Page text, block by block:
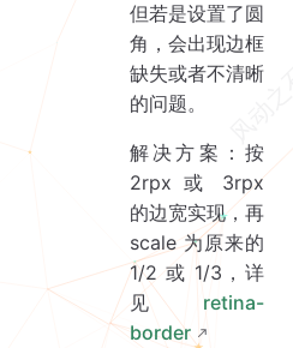
但若是设置了圆
角，会出现边框
缺失或者不清晰
的问题。
解决方案：按
2rpx 或 3rpx
的边宽实现，再
scale 为原来的
1/2 或 1/3，详
见 retina-
border